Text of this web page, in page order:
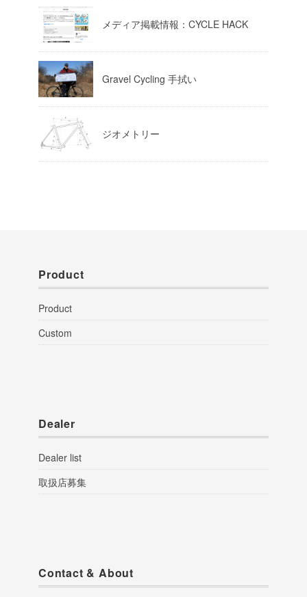
メディア掲載情報：CYCLE HACK
Gravel Cycling 手拭い
ジオメトリー
Product
Product
Custom
Dealer
Dealer list
取扱店募集
Contact & About